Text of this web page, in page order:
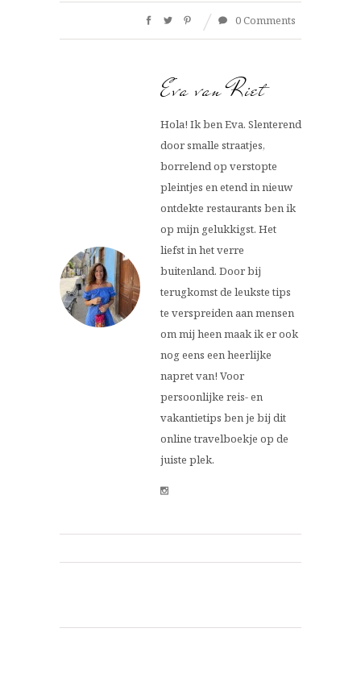
0 Comments
Eva van Riet
Hola! Ik ben Eva. Slenterend
door smalle straatjes,
borrelend op verstopte
pleintjes en etend in nieuw
ontdekte restaurants ben ik
op mijn gelukkigst. Het
liefst in het verre
buitenland. Door bij
terugkomst de leukste tips
te verspreiden aan mensen
om mij heen maak ik er ook
nog eens een heerlijke
napret van! Voor
persoonlijke reis- en
vakantietips ben je bij dit
online travelboekje op de
juiste plek.